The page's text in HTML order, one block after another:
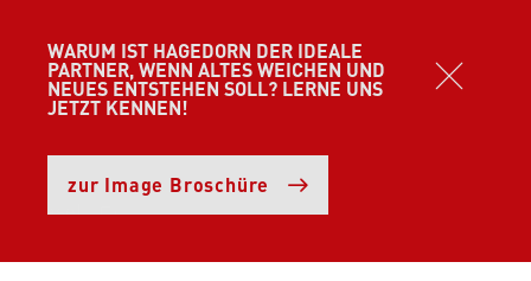
WARUM IST HAGEDORN DER IDEALE
PARTNER, WENN ALTES WEICHEN UND
NEUES ENTSTEHEN SOLL? LERNE UNS
JETZT KENNEN!
zur Image Broschüre
Schüttflix
Wasel